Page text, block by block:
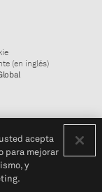
(en inglés)
acepta
para mejorar
y